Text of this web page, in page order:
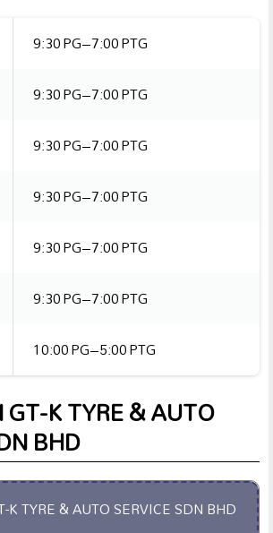
9:30 PG–7:00 PTG
9:30 PG–7:00 PTG
9:30 PG–7:00 PTG
9:30 PG–7:00 PTG
9:30 PG–7:00 PTG
9:30 PG–7:00 PTG
10:00 PG–5:00 PTG
K TYRE & AUTO
BHD